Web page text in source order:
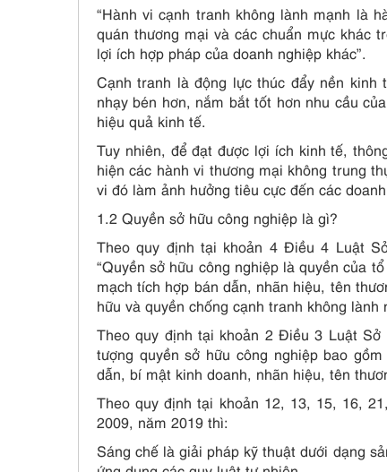
“Hành vi cạnh tranh không lành mạnh là
quán thương mại và các chuẩn mực khác
lợi ích hợp pháp của doanh nghiệp khác”.
Cạnh tranh là động lực thúc đẩy nền
nhạy bén hơn, nắm bắt tốt hơn nhu cầu
hiệu quả kinh tế.
Tuy nhiên, để đạt được lợi ích kinh tế,
hiện các hành vi thương mại không trung
vi đó làm ảnh hưởng tiêu cực đến các
1.2 Quyền sở hữu công nghiệp là gì?
Theo quy định tại khoản 4 Điều 4 Luật
“Quyền sở hữu công nghiệp là quyền của
mạch tích hợp bán dẫn, nhãn hiệu, tên
hữu và quyền chống cạnh tranh không lành
Theo quy định tại khoản 2 Điều 3 Luật
tượng quyền sở hữu công nghiệp bao
dẫn, bí mật kinh doanh, nhãn hiệu, tên
Theo quy định tại khoản 12, 13, 15, 16,
2009, năm 2019 thì:
Sáng chế là giải pháp kỹ thuật dưới dạng